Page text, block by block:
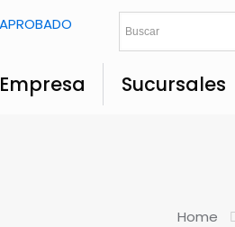
Empresa Sucursales
Home